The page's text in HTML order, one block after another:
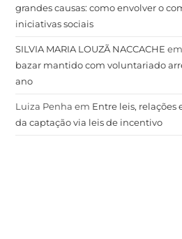
grandes causas: como envolver o
iniciativas sociais
SILVIA MARIA LOUZÃ NACCACHE
bazar mantido com voluntariado
ano
Luiza Penha em Entre leis, relações
da captação via leis de incentivo